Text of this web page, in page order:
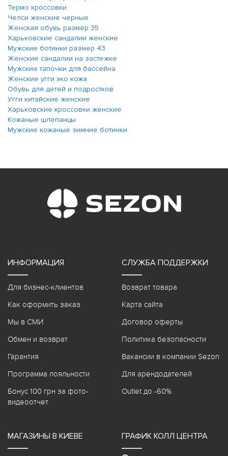
Термо кроссовки
Челси женские черные
Женская обувь размер 35
Харьковские сандалии женские
Мужские ботинки размер 43
Женские сандалии на застежке
Мужские тапочки для бассейна
Женские угги эко кожа
Обувь для детей и подростков
Угги китайские женские
Харьковские кроссовки женские
Кожаные шлепанцы
Мужские кожаные зимние ботинки
ИНФОРМАЦИЯ
Для бизнес-клиентов
Как оформить заказ
Мы в СМИ
Обмен и возврат
Гарантия
Программа лояльности
Бонус 100 грн за фото-
видеоотчет
СЛУЖБА ПОДДЕРЖКИ
Возврат товара
Карта сайта
Договор оферты
Политика безопасности
Вакансии в компании Sezon
Для арендодателей
Outlet до -60%
МАГАЗИНЫ В КИЕВЕ ГРАФИК КОЛЛ ЦЕНТРА